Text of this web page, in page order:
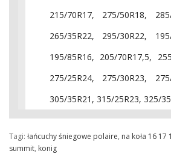
215/70R17, 275/50R18,
265/35R22, 295/30R22,
195/85R16, 205/70R17,5,
275/25R24, 275/30R23,
305/35R21, 315/25R23, 325/
Tagi: łańcuchy śniegowe polaire, na koła 16 17
summit, konig